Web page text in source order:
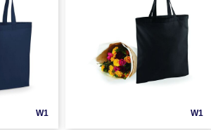
W1 W1